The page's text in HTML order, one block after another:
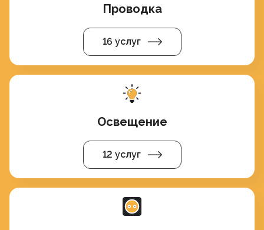
Проводка
16 услуг
Освещение
12 услуг